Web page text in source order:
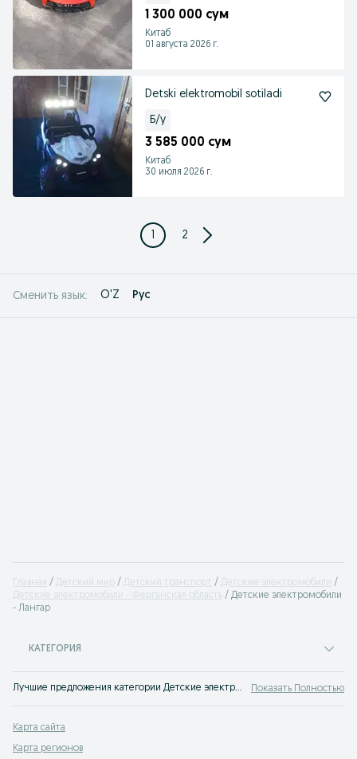
1 300 000 сум
Китаб
01 августа 2026 г.
Detski elektromobil sotiladi
Б/у
3 585 000 сум
Китаб
30 июля 2026 г.
1 2
Сменить язык: O'Z Рус
Главная Детский мир Детский транспорт
Детские электромобили
Детские электромобили - Ферганская область
Детские электромобили
- Лангар
КАТЕГОРИЯ
Лучшие предложения категории Детские электромобили Лангар. Большой выбор товаров и услуг по выгодным ценам на OLX! Множество предложений на OLX.uz! Показать Полностью
Карта сайта
Карта регионов